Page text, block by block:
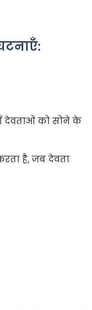
देवताओं को सोने के
है, जब देवता